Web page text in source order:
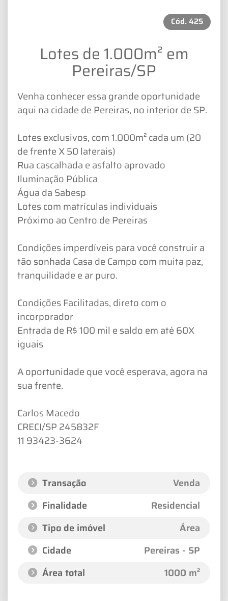
Cód. 425
Lotes de 1.000m² em
Pereiras/SP
Venha conhecer essa grande oportunidade
aqui na cidade de Pereiras, no interior de SP.
Lotes exclusivos, com 1.000m² cada um (20
de frente X 50 laterais)
Rua cascalhada e asfalto aprovado
Iluminação Pública
Água da Sabesp
Lotes com matrículas individuais
Próximo ao Centro de Pereiras
Condições imperdíveis para você construir a
tão sonhada Casa de Campo com muita paz,
tranquilidade e ar puro.
Condições Facilitadas, direto com o
incorporador
Entrada de R$ 100 mil e saldo em até 60X
iguais
A oportunidade que você esperava, agora na
sua frente.
Carlos Macedo
CRECI/SP 245832F
11 93423-3624
Transação
Venda
Finalidade
Residencial
Tipo de imóvel
Área
Cidade
Pereiras - SP
Área total
1000 m²